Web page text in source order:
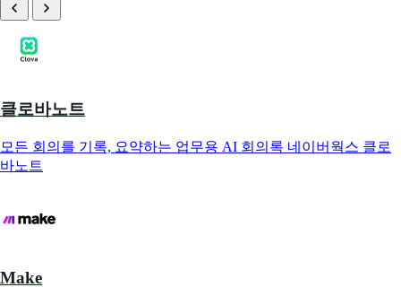
클로바노트
모든 회의를 기록, 요약하는 업무용 AI 회의록 네이버웍스 클로
바노트
Make